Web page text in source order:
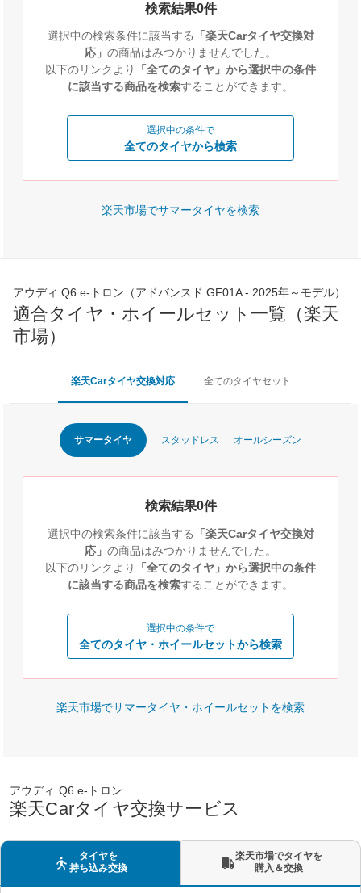
検索結果0件
選択中の検索条件に該当する 「楽天Carタイヤ交換対
応」 の商品はみつかりませんでした。
以下のリンクより
「全てのタイヤ」から選択中の条件
に該当する商品を検索することができます。
選択中の条件で
全てのタイヤから検索
楽天市場でサマータイヤを検索
アウディ Q6 e-トロン（アドバンスド GF01A - 2025年～モデル）
適合タイヤ・ホイールセット一覧（楽天
市場）
楽天Carタイヤ交換対応 全てのタイヤセット
サマータイヤ スタッドレス オールシーズン
検索結果0件
選択中の検索条件に該当する 「楽天Carタイヤ交換対
応」 の商品はみつかりませんでした。
以下のリンクより
「全てのタイヤ」から選択中の条件
に該当する商品を検索することができます。
選択中の条件で
全てのタイヤ・ホイールセットから検索
楽天市場でサマータイヤ・ホイールセットを検索
アウディ Q6 e-トロン
楽天Carタイヤ交換サービス
タイヤを
持ち込み交換
楽天市場でタイヤを
購入＆交換